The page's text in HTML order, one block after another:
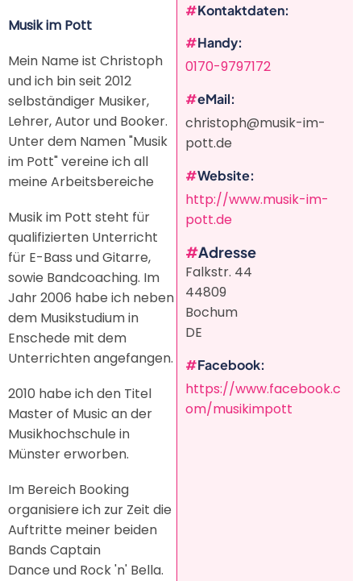
Musik im Pott
Mein Name ist Christoph
und ich bin seit 2012
selbständiger Musiker,
Lehrer, Autor und Booker.
Unter dem Namen "Musik
im Pott" vereine ich all
meine Arbeitsbereiche
Musik im Pott steht für
qualifizierten Unterricht
für E-Bass und Gitarre,
sowie Bandcoaching. Im
Jahr 2006 habe ich neben
dem Musikstudium in
Enschede mit dem
Unterrichten angefangen.
2010 habe ich den Titel
Master of Music an der
Musikhochschule in
Münster erworben.
Im Bereich Booking
organisiere ich zur Zeit die
Auftritte meiner beiden
Bands Captain
Dance und Rock 'n' Bella.
Kontaktdaten
Handy
0170-9797172
eMail
christoph@musik-im-
pott.de
Website
http://www.musik-im-
pott.de
Adresse
Falkstr. 44
44809
Bochum
DE
Facebook
https://www.facebook.c
om/musikimpott